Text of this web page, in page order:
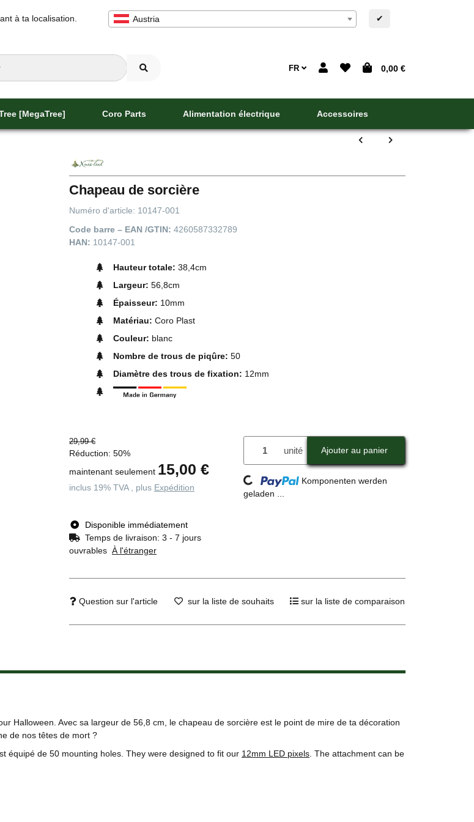
à ta localisation. Austria ✔
FR 0,00 €
[MegaTree] Coro Parts Alimentation électrique Accessoires
Chapeau de sorcière
Numéro d'article: 10147-001
Code barre – EAN /GTIN: 4260587332789
HAN: 10147-001
Hauteur totale: 38,4cm
Largeur: 56,8cm
Épaisseur: 10mm
Matériau: Coro Plast
Couleur: blanc
Nombre de trous de piqûre: 50
Diamètre des trous de fixation: 12mm
29,99 €
Réduction: 50%
maintenant seulement 15,00 €
inclus 19% TVA , plus Expédition
Disponible immédiatement
Temps de livraison: 3 - 7 jours
ouvrables À l'étranger
unité Ajouter au panier
Loading...
Komponenten werden
geladen ...
Question sur l'article sur la liste de souhaits sur la liste de comparaison
Halloween. Avec sa largeur de 56,8 cm, le chapeau de sorcière est le point de mire de ta décoration
de nos têtes de mort ?
équipé de 50 mounting holes. They were designed to fit our 12mm LED pixels . The attachment can be